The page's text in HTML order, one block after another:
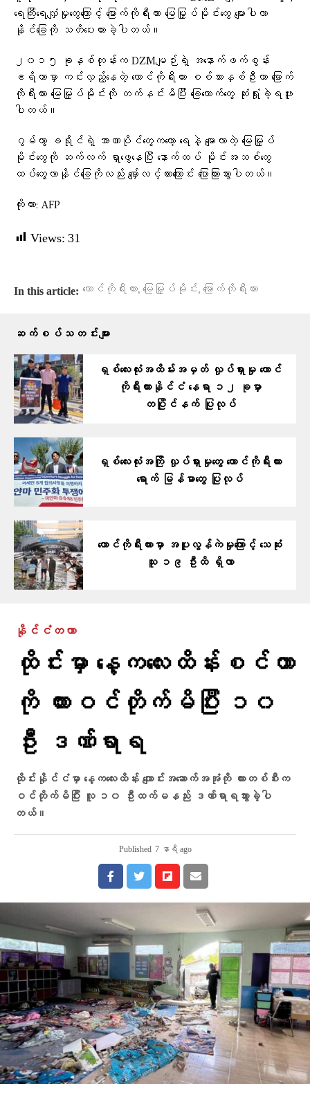
ရေကြီးရေလျှံမှုတွေကြောင့် မြောက်ကိုရီးယား မြေမြှုပ်မိုင်းတွေ မျောပါလာ
နိုင်ခြေကို သတိပေးထားခဲ့ပါတယ်။
၂၀၁၅ ခုနှစ်တုန်းက DZMမျဉ်းရဲ့ အနောက်ဖက်စွန်း
ဧရိယာမှာ ကင်းလှည့်နေတဲ့ တောင်ကိုရီးယား စစ်သားနှစ်ဦးဟာ မြောက်
ကိုရီးယား မြေမြှုပ်မိုင်းကို တက်နင်းမိပြီး ခြေထောက်တွေ ဆုံးရှုံးခဲ့ရဖူး
ပါတယ်။
ဂွမ်ဟွာ ခရိုင်ရဲ့ အာဏာပိုင်တွေကတော့ ရေနဲ့ မျောလာတဲ့ မြေမြှုပ်
မိုင်းတွေကို ဆက်လက် ရှာဖွေနေပြီး နောက်ထပ် မိုင်းအသစ်တွေ
ထပ်တွေ့လာနိုင်ခြေကိုလည်း မျှော်လင့်ထားကြောင်း ပြောကြားသွားပါတယ်။
ကိုးကား: AFP
Views: 31
In this article: တောင်ကိုရီးယား, မြေမြှုပ်မိုင်း, မြောက်ကိုရီးယား
ဆက်စပ်သတင်းများ
ရှစ်လေးလုံးအထိမ်းအမှတ် လှုပ်ရှားမှု တောင်
ကိုရီးယားနိုင်ငံ နေရာ ၁၂ ခုမှာ
တပြိုင်နက် ပြုလုပ်
ရှစ်လေးလုံးအကြို လှုပ်ရှားမှုတွေ တောင်ကိုရီးယား
ရောက် မြန်မာတွေ ပြုလုပ်
တောင်ကိုရီးယားမှာ အပူလွန်ကဲမှုကြောင့် သေဆုံး
သူ ၁၉ ဦးထိ ရှိလာ
နိုင်ငံတကာ
ထိုင်းမှာ နေ့ကလေးထိန်းစင်တာ
ကို ကားဝင်တိုက်မိပြီး ၁၀
ဦး ဒဏ်ရာရ
ထိုင်းနိုင်ငံမှာ နေ့ကလေးထိန်း ကျောင်းအဆောက်အအုံကို ကားတစ်စီးက
ဝင်တိုက်မိပြီး လူ ၁၀ ဦးထက်မနည်း ဒဏ်ရာရသွားခဲ့ပါ
တယ်။
Published 7 နာရီ ago